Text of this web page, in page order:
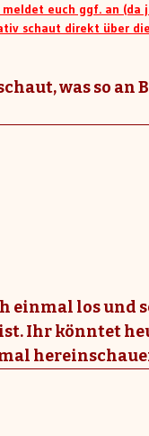
euch ggf. an (da
schaut direkt über
was so an
einmal los und
Ihr könntet